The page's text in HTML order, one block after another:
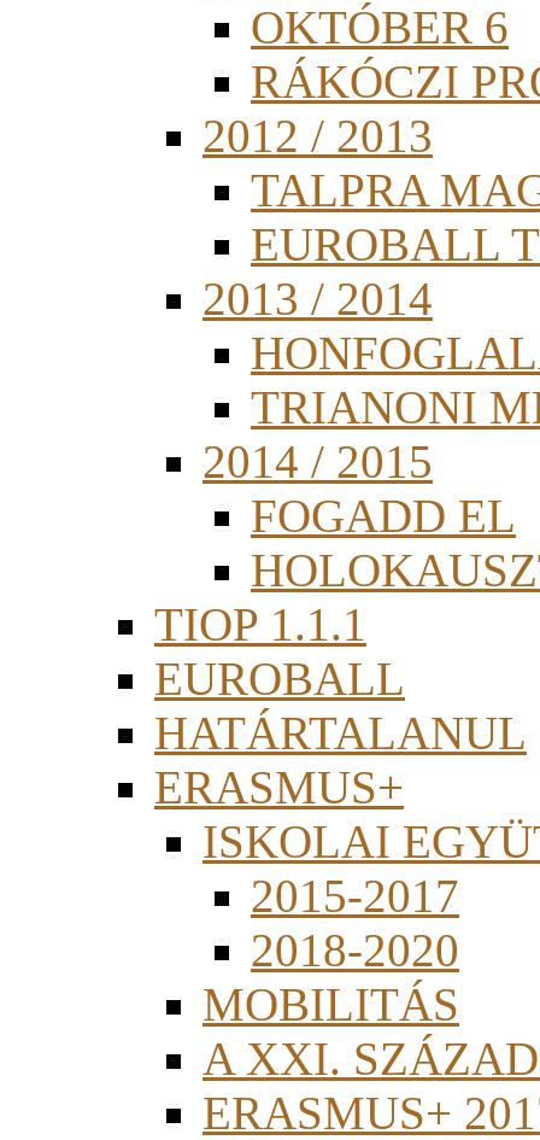
OKTÓBER 6
RÁKÓCZI
2012 / 2013
TALPRA
EUROBALL
2013 / 2014
TRIANONI
2014 / 2015
FOGADD EL
TIOP 1.1.1
EUROBALL
HATÁRTALANUL
ERASMUS+
ISKOLAI
2015-2017
2018-2020
MOBILITÁS
A XXI.
ERASMUS+